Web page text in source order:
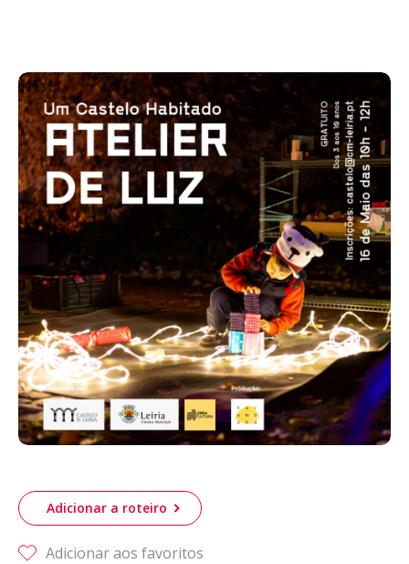
Política de Cookies
Acompanhe a Leiria Agenda
CULTURA
DESPORTO
Adicionar a roteiro
Adicionar aos favoritos